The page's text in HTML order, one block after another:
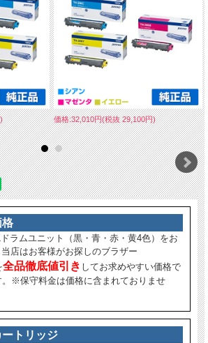
価格:32,010円(税抜 29,100円)
ラムユニット（黒・青・赤・黄4色）をお
店はお客様がお探しのブラザー
全品徹底値引き してお求めやすい価格で
。※保守料金は価格に含まれておりませ
トリッジ